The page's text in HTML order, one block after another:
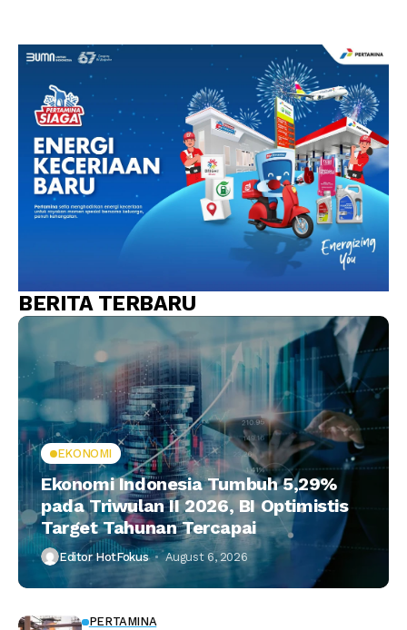
BERITA TERBARU
EKONOMI
Ekonomi Indonesia Tumbuh 5,29%
pada Triwulan II 2026, BI Optimistis
Target Tahunan Tercapai
Editor HotFokus August 6, 2026
PERTAMINA